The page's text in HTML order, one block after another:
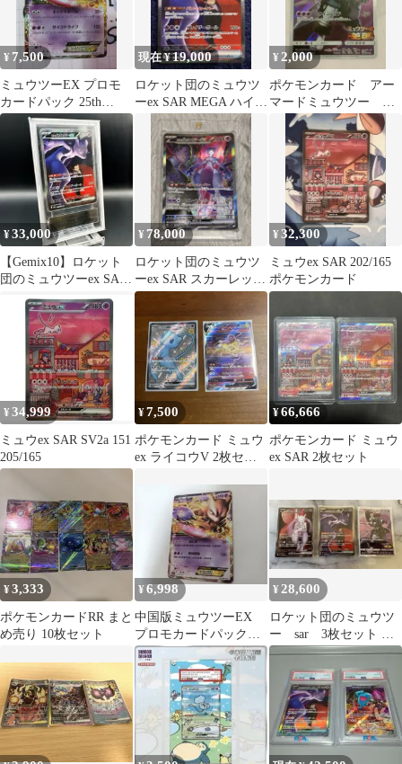
¥ 7,500
ミュウツーEX プロモ
カードパック 25th
ANNIVERSARY edit…
現在 ¥19,000
ロケット団のミュウツ
ーex SAR MEGA ハイク
ラスパック MEGAドリ
ーム
¥2,000
ポケモンカード アー
マードミュウツー
365SM-P
¥33,000
【Gemix10】ロケット
団のミュウツーex SAR
｜M2a 237/193
¥ 78,000
ロケット団のミュウツ
ーex SAR スカーレット
&バイオレット 拡張パ
¥32,300
ミュウex SAR 202/165
ポケモンカード
¥ 34,999
ミュウex SAR SV2a 151
205/165
¥7,500
ポケモンカード ミュウ
ex ライコウV 2枚セッ
¥66,666
ポケモンカード ミュウ
ex SAR 2枚セット
¥3,333
ポケモンカードRR まと
め売り 10枚セット
¥6,998
中国版ミュウツーEX
プロモカードパック
25th ANNIVERSARY
¥ 28,600
ロケット団のミュウツ
ー sar 3枚セット ポ
ケカ引退品 アーマー
ドミュウツー